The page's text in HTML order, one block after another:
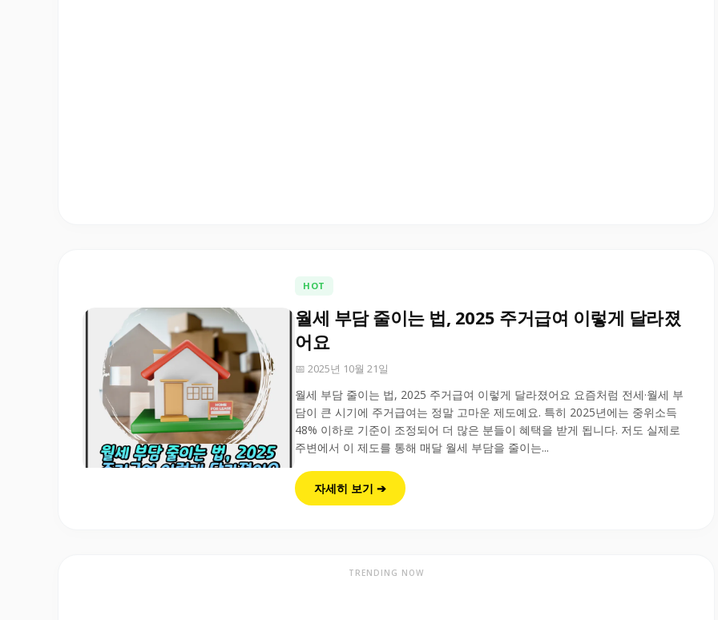
HOT
월세 부담 줄이는 법, 2025 주거급여 이렇게 달라졌
어요
📅 2025년 10월 21일
월세 부담 줄이는 법, 2025 주거급여 이렇게 달라졌어요 요즘처럼 전세·월세 부
담이 큰 시기에 주거급여는 정말 고마운 제도예요. 특히 2025년에는 중위소득
48% 이하로 기준이 조정되어 더 많은 분들이 혜택을 받게 됩니다. 저도 실제로
주변에서 이 제도를 통해 매달 월세 부담을 줄이는...
자세히 보기 ➔
TRENDING NOW